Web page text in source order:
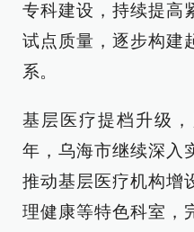
专科建设，持续提高
试点质量，逐步构建
系。
基层医疗提档升级
年，乌海市继续深入
推动基层医疗机构增
理健康等特色科室，